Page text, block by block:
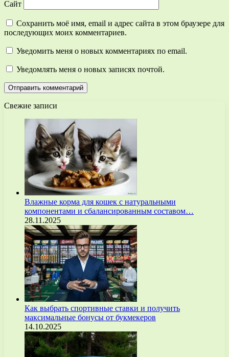
Сайт
Сохранить моё имя, email и адрес сайта в этом браузере для
последующих моих комментариев.
Уведомить меня о новых комментариях по email.
Уведомлять меня о новых записях почтой.
Свежие записи
Влажные корма для кошек с натуральными
компонентами и сбалансированным составом…
28.11.2025
Как выбрать спортивные ставки и получить
максимальные бонусы от букмекеров
14.10.2025